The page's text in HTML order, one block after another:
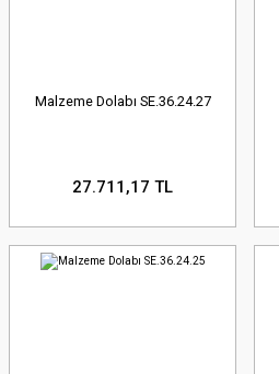
Malzeme Dolabı SE.36.24.27
27.711,17 TL